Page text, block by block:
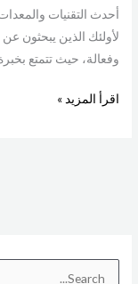
أحدث التقنيات
لأولئك الذين يبحثون
وفعالة، حيث تتمتع
اقرأ المزيد »